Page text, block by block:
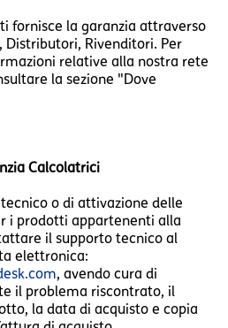
fornisce la garanzia attraverso
Distributori, Rivenditori. Per
relative alla nostra rete
la sezione "Dove
Calcolatrici
o di attivazione delle
i prodotti appartenenti alla
il supporto tecnico al
elettronica:
, avendo cura di
il problema riscontrato, il
la data di acquisto e copia